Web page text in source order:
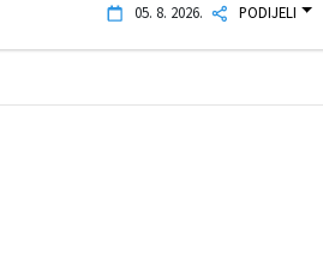
05. 8. 2026. PODIJELI